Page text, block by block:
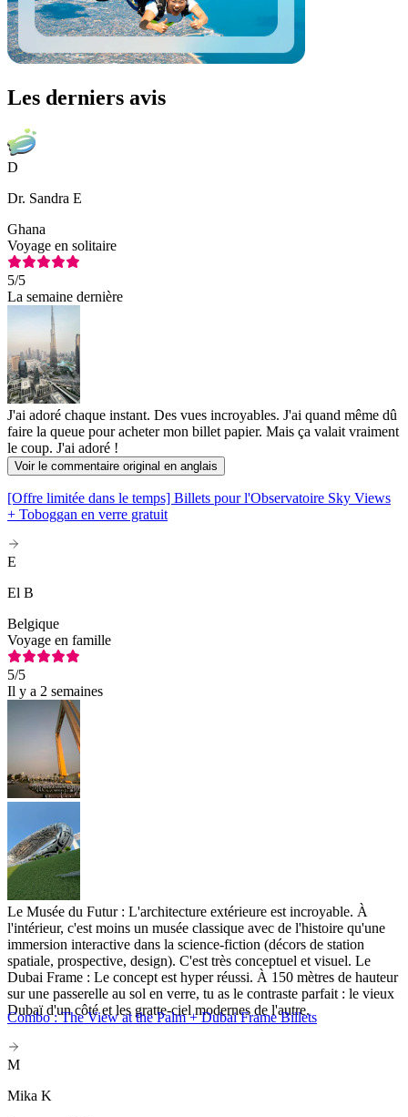
Les derniers avis
D
Dr. Sandra E
Ghana
Voyage en solitaire
5/5
La semaine dernière
J'ai adoré chaque instant. Des vues incroyables. J'ai quand même dû
faire la queue pour acheter mon billet papier. Mais ça valait vraiment
le coup. J'ai adoré !
Voir le commentaire original en anglais
[Offre limitée dans le temps] Billets pour l'Observatoire Sky Views
+ Toboggan en verre gratuit
E
El B
Belgique
Voyage en famille
5/5
Il y a 2 semaines
Le Musée du Futur : L'architecture extérieure est incroyable. À
l'intérieur, c'est moins un musée classique avec de l'histoire qu'une
immersion interactive dans la science-fiction (décors de station
spatiale, prospective, design). C'est très conceptuel et visuel. Le
Dubai Frame : Le concept est hyper réussi. À 150 mètres de hauteur
sur une passerelle au sol en verre, tu as le contraste parfait : le vieux
Dubaï d'un côté et les gratte-ciel modernes de l'autre.
Combo : The View at the Palm + Dubai Frame Billets
M
Mika K